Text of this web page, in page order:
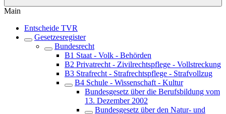
Main
Entscheide TVR
Gesetzesregister
Bundesrecht
B1 Staat - Volk - Behörden
B2 Privatrecht - Zivilrechtspflege - Vollstreckung
B3 Strafrecht - Strafrechtspflege - Strafvollzug
B4 Schule - Wissenschaft - Kultur
Bundesgesetz über die Berufsbildung vom
13. Dezember 2002
Bundesgesetz über den Natur- und